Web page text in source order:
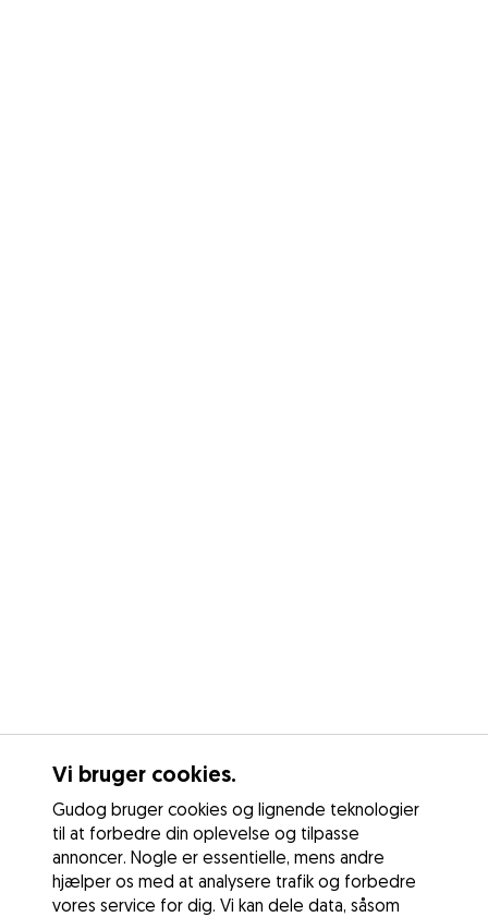
Vi bruger cookies.
Gudog bruger cookies og lignende teknologier
til at forbedre din oplevelse og tilpasse
annoncer. Nogle er essentielle, mens andre
hjælper os med at analysere trafik og forbedre
vores service for dig. Vi kan dele data, såsom